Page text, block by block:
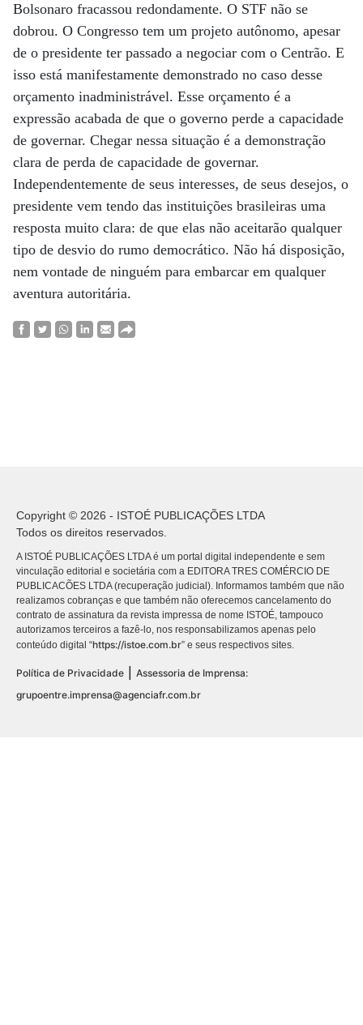
Bolsonaro fracassou redondamente. O STF não se
dobrou. O Congresso tem um projeto autônomo, apesar
de o presidente ter passado a negociar com o Centrão. E
isso está manifestamente demonstrado no caso desse
orçamento inadministrável. Esse orçamento é a
expressão acabada de que o governo perde a capacidade
de governar. Chegar nessa situação é a demonstração
clara de perda de capacidade de governar.
Independentemente de seus interesses, de seus desejos, o
presidente vem tendo das instituições brasileiras uma
resposta muito clara: de que elas não aceitarão qualquer
tipo de desvio do rumo democrático. Não há disposição,
nem vontade de ninguém para embarcar em qualquer
aventura autoritária.
Copyright © 2026 - ISTOÉ PUBLICAÇÕES LTDA
Todos os direitos reservados.
A ISTOÉ PUBLICAÇÕES LTDA é um portal digital independente e sem
vinculação editorial e societária com a EDITORA TRES COMÉRCIO DE
PUBLICACÕES LTDA (recuperação judicial). Informamos também que não
realizamos cobranças e que também não oferecemos cancelamento do
contrato de assinatura da revista impressa de nome ISTOÉ, tampouco
autorizamos terceiros a fazê-lo, nos responsabilizamos apenas pelo
conteúdo digital “https://istoe.com.br” e seus respectivos sites.
Política de Privacidade
Assessoria de Imprensa:
grupoentre.imprensa@agenciafr.com.br